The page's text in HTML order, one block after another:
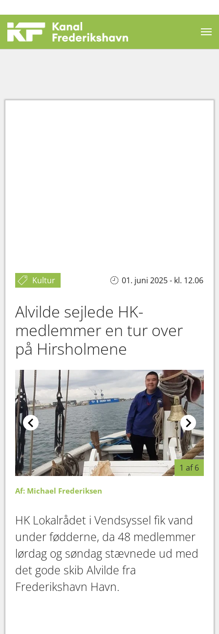
Kultur 01. juni 2025 - kl. 12.06
Alvilde sejlede HK-
medlemmer en tur over
på Hirsholmene
1 af 6
Af: Michael Frederiksen
HK Lokalrådet i Vendsyssel fik vand
under fødderne, da 48 medlemmer
lørdag og søndag stævnede ud med
det gode skib Alvilde fra
Frederikshavn Havn.